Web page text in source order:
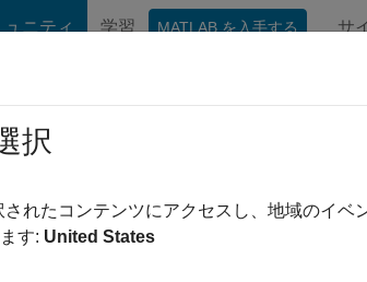
ュニティ 学習 MATLAB を入手する サ
前 | 2016 年からアクティブ
0
択
れたコンテンツにアクセスし、地域のイ
す: United States